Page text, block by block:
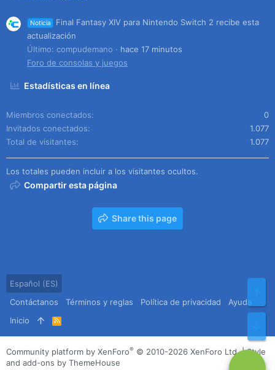
Noticia
Final Fantasy XIV para Nintendo Switch 2 recibe esta
actualización
Último: compudemano
hace 17 minutos
Foro de consolas y juegos
Estadísticas en línea
Miembros conectados
0
Invitados conectados
1.077
Total de visitantes
1.077
Los totales pueden incluir a los visitantes ocultos.
Compartir esta página
Share this page
Español (ES)
Contáctanos
Términos y reglas Política de privacidad
Ayuda
Inicio
R
S
S
Community platform by XenForo® © 2010-2026 XenForo Ltd. |Style
and add-ons by ThemeHouse